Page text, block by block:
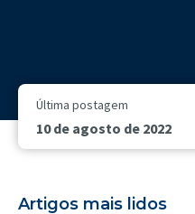
Última postagem
10 de agosto de 2022
Artigos mais lidos